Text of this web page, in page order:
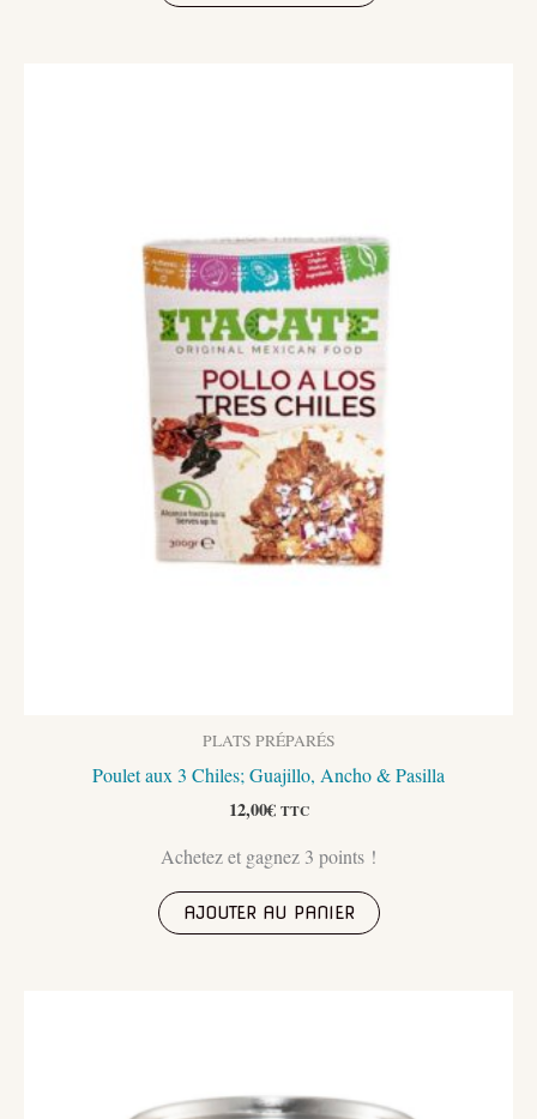
PLATS PRÉPARÉS
Poulet aux 3 Chiles; Guajillo, Ancho & Pasilla
12,00€ TTC
Achetez et gagnez 3 points !
AJOUTER AU PANIER